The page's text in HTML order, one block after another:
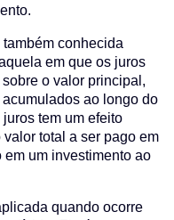
também conhecida
em que os juros
o valor principal,
ao longo do
tem um efeito
total a ser pago em
em um investimento ao
quando ocorre